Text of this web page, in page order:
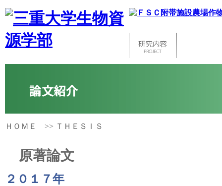
ＨＯＭＥ >> ＴＨＥＳＩＳ
原著論文
２０１７年